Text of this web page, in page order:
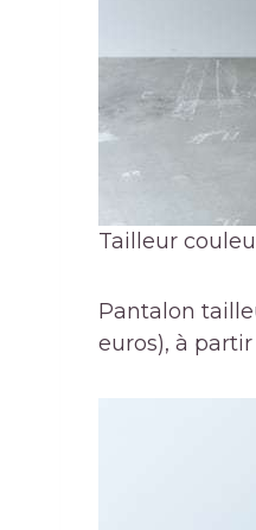
Tailleur
Pantalon
euros), à